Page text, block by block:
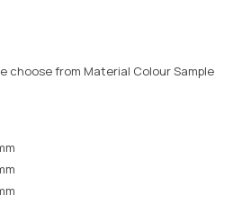
choose from Material Colour Sample